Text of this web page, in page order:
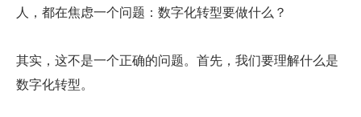
人，都在焦虑一个问题：数字化转型要做什么？
其实，这不是一个正确的问题。首先，我们要理解什么是
数字化转型。